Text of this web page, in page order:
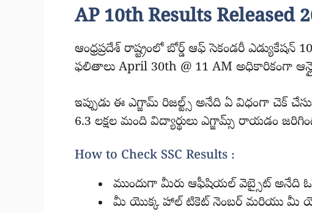
AP 10th Results Released
ఆంధ్రప్రదేశ్ రాష్ట్రంలో బోర్డ్ ఆఫ్ సెకండరీ ఎడ్యుకేషన్
ఫలితాలు April 30th @ 11 AM అధికారికంగా
ఇప్పుడు ఈ ఎగ్జామ్ రిజల్ట్స్ అనేది ఏ విధంగా చెక్
6.3 లక్షల మంది విద్యార్థులు ఎగ్జామ్స్ రాయడం
How to Check SSC Results :
ముందుగా మీరు ఆఫీషియల్ వెబ్సైట్ అనేది
మీ యొక్క హాల్ టికెట్ నెంబర్ మరియు మీ